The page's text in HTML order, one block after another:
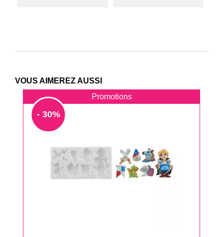
VOUS AIMEREZ AUSSI
Promotions
- 30%